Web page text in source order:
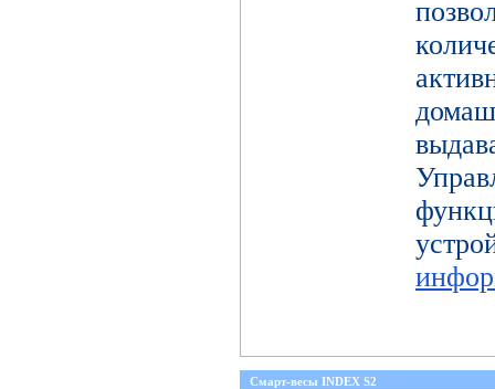
Смарт-весы INDEX S2